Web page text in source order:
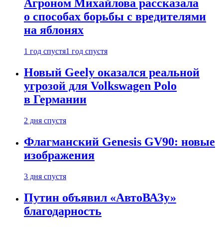
Агроном Михайлова рассказала
о способах борьбы с вредителями
на яблонях
1 год спустя1 год спустя
Новый Geely оказался реальной
угрозой для Volkswagen Polo
в Германии
2 дня спустя
Флагманский Genesis GV90: новые
изображения
3 дня спустя
Путин объявил «АвтоВАЗу»
благодарность